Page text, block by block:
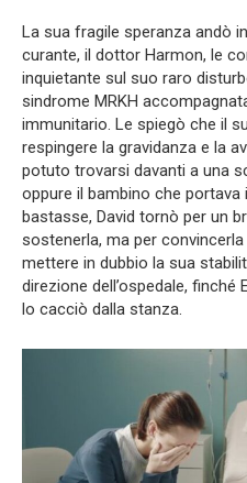
La sua fragile speranza andò
curante, il dottor Harmon, le
inquietante sul suo raro
sindrome MRKH
immunitario. Le spiegò che il
respingere la gravidanza e la
potuto trovarsi davanti a una
oppure il bambino che
bastasse, David tornò per un
sostenerla, ma per
mettere in dubbio la sua
direzione dell’ospedale, finché
lo cacciò dalla stanza.